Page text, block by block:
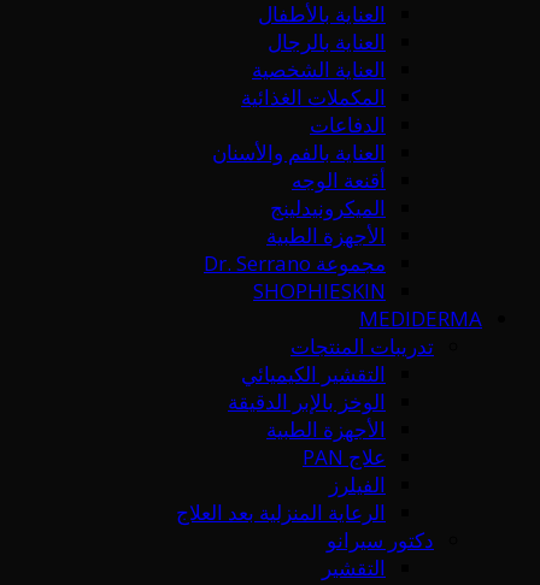
العناية بالأطفال
العناية بالرجال
العناية الشخصية
المكملات الغذائية
الدفاعات
العناية بالفم والأسنان
أقنعة الوجه
الميكرونيدلينج
الأجهزة الطبية
مجموعة Dr. Serrano
SHOPHIESKIN
MEDIDERMA
تدريبات المنتجات
التقشير الكيميائي
الوخز بالإبر الدقيقة
الأجهزة الطبية
علاج PAN
الفيلرز
الرعاية المنزلية بعد العلاج
دكتور سيرانو
التقشير